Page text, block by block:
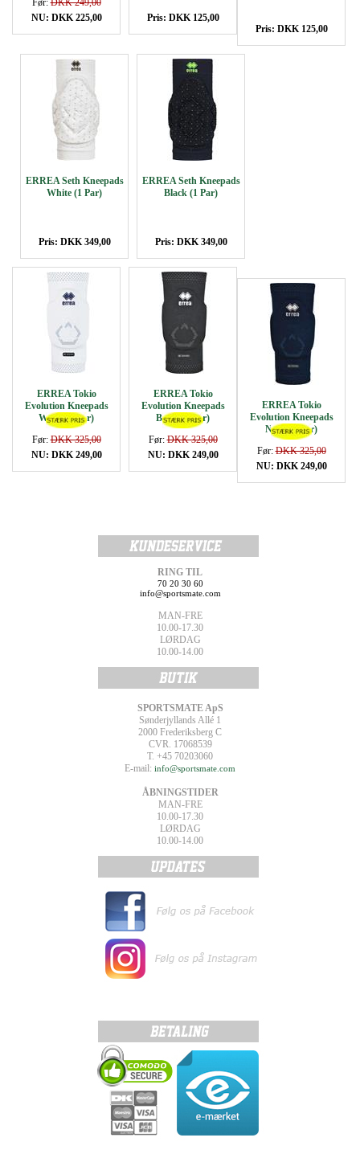
Før:DKK 249,00
NU: DKK 225,00
Pris: DKK 125,00
Pris: DKK 125,00
ERREA Seth Kneepads
White (1 Par)
Pris: DKK 349,00
ERREA Seth Kneepads
Black (1 Par)
Pris: DKK 349,00
ERREA Tokio
Evolution Kneepads
White (1 Par)
Før:DKK 325,00
NU: DKK 249,00
ERREA Tokio
Evolution Kneepads
Black (1 Par)
Før:DKK 325,00
NU: DKK 249,00
ERREA Tokio
Evolution Kneepads
Navy (1 Par)
Før:DKK 325,00
NU: DKK 249,00
RING TIL
70 20 30 60
info@sportsmate.com
MAN-FRE
10.00-17.30
LØRDAG
10.00-14.00
SPORTSMATE ApS
Sønderjyllands Allé 1
2000 Frederiksberg C
CVR. 17068539
T. +45 70203060
E-mail: info@sportsmate.com
ÅBNINGSTIDER
MAN-FRE
10.00-17.30
LØRDAG
10.00-14.00